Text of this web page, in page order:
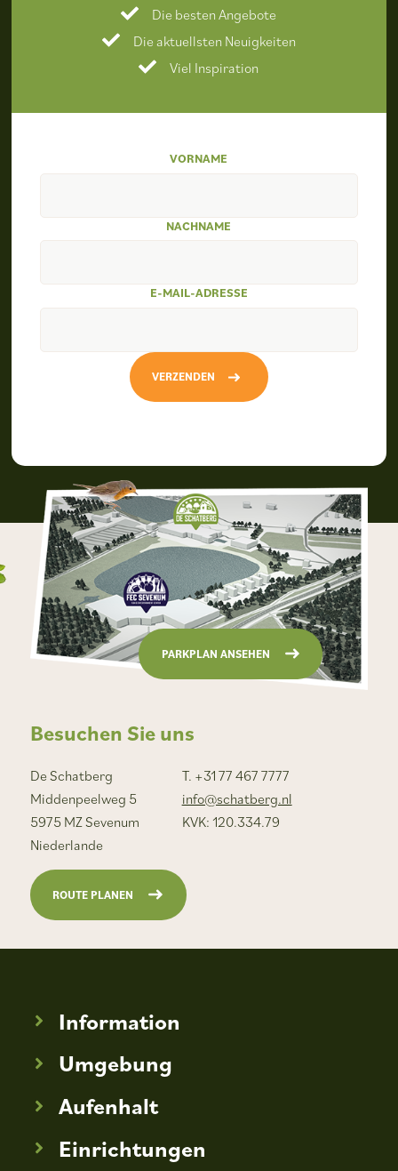
Die besten Angebote
Die aktuellsten Neuigkeiten
Viel Inspiration
VORNAME
NACHNAME
E-MAIL-ADRESSE
VERZENDEN
Information
Umgebung
Aufenhalt
Einrichtungen
Besuchen Sie uns
De Schatberg
Middenpeelweg 5
5975 MZ Sevenum
Niederlande
T. +31 77 467 7777
info@schatberg.nl
KVK: 120.334.79
ROUTE PLANEN
PARKPLAN ANSEHEN